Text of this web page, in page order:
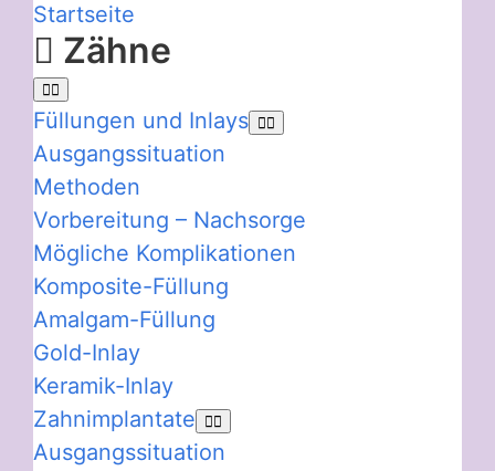
Startseite
Zähne
Füllungen und Inlays
Ausgangssituation
Methoden
Vorbereitung – Nachsorge
Mögliche Komplikationen
Komposite-Füllung
Amalgam-Füllung
Gold-Inlay
Keramik-Inlay
Zahnimplantate
Ausgangssituation